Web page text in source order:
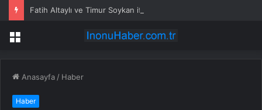
Fatih Altaylı ve Timur Soykan ifadeye çağrıldı
Menü
Anasayfa / Haber
Haber